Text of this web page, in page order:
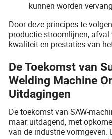
kunnen worden
Door deze principes te
productie stroomlijnen, afval
kwaliteit en prestaties van
De Toekomst van
Welding Machine
Uitdagingen
De toekomst van SAW-
maar uitdagend, met
van de industrie vormgeven.